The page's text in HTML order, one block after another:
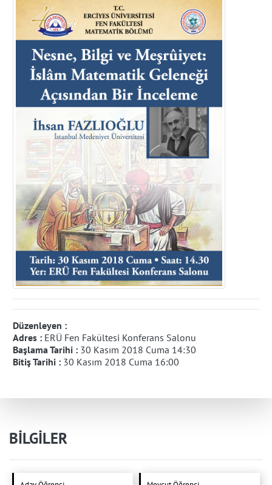
Düzenleyen :
Adres : ERÜ Fen Fakültesi Konferans Salonu
Başlama Tarihi : 30 Kasım 2018 Cuma 14:30
Bitiş Tarihi : 30 Kasım 2018 Cuma 16:00
BİLGİLER